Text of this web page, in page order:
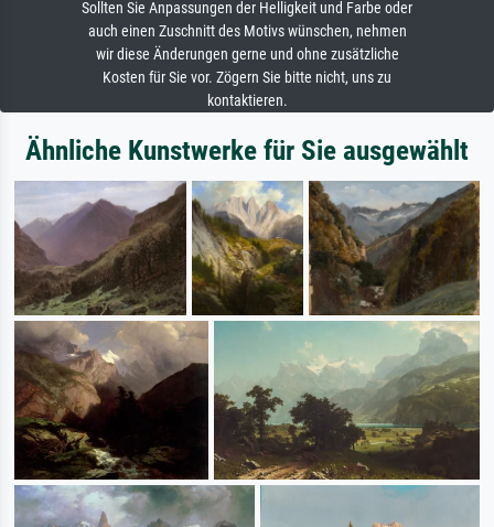
Sollten Sie Anpassungen der Helligkeit und Farbe oder
auch einen Zuschnitt des Motivs wünschen, nehmen
wir diese Änderungen gerne und ohne zusätzliche
Kosten für Sie vor. Zögern Sie bitte nicht, uns zu
kontaktieren.
Ähnliche Kunstwerke für Sie ausgewählt